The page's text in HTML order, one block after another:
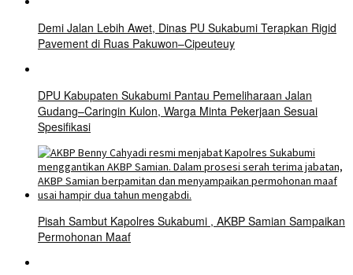
Demi Jalan Lebih Awet, Dinas PU Sukabumi Terapkan Rigid
Pavement di Ruas Pakuwon–Cipeuteuy
DPU Kabupaten Sukabumi Pantau Pemeliharaan Jalan
Gudang–Caringin Kulon, Warga Minta Pekerjaan Sesuai
Spesifikasi
Pisah Sambut Kapolres Sukabumi , AKBP Samian Sampaikan
Permohonan Maaf